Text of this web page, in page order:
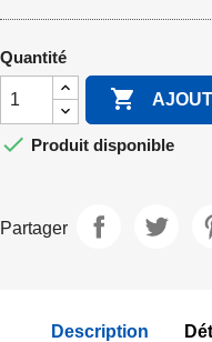
Quantité

 Produit disponible
Partager
Description